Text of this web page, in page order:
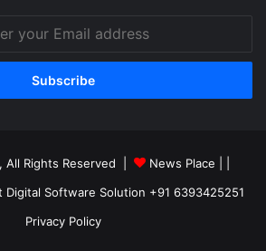
All Rights Reserved | News Place |
Digital Software Solution +91 6393425251
Privacy Policy